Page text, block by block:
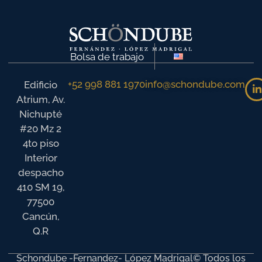
Bolsa de trabajo
Edificio
Atrium, Av.
Nichupté
#20 Mz 2
4to piso
Interior
despacho
410 SM 19,
77500
Cancún,
Q.R
+52 998 881 1970info@schondube.com
Schondube -Fernandez- López Madrigal© Todos los